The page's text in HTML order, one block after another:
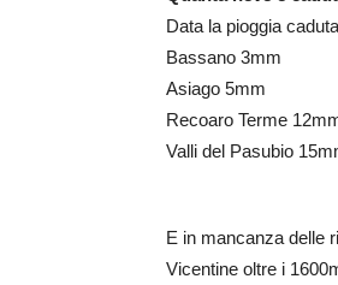
Data la pioggia
Bassano 3mm
Asiago 5mm
Recoaro Terme
Valli del Pasubio
E in mancanza delle
Vicentine oltre i